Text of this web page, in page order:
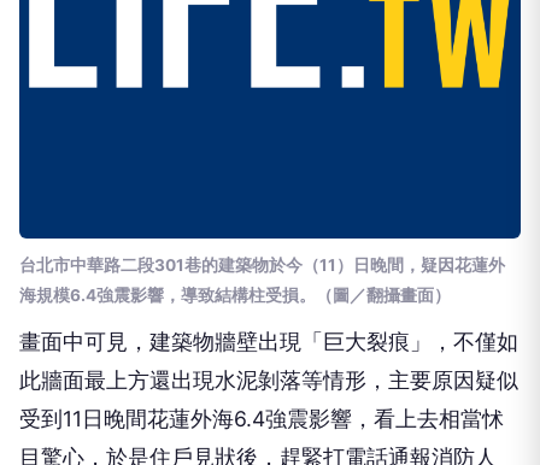
台北市中華路二段301巷的建築物於今（11）日晚間，疑因花蓮外
海規模6.4強震影響，導致結構柱受損。（圖／翻攝畫面）
畫面中可見，建築物牆壁出現「巨大裂痕」，不僅如
此牆面最上方還出現水泥剝落等情形，主要原因疑似
受到11日晚間花蓮外海6.4強震影響，看上去相當怵
目驚心，於是住戶見狀後，趕緊打電話通報消防人